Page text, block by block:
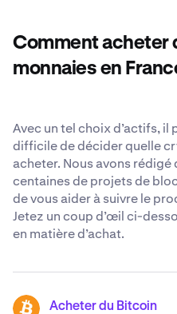
vous nous confiez vos
sécurité reconnues dans le
Comment acheter
monnaies en
Avec un tel choix d’actifs, il
difficile de décider quelle
acheter. Nous avons rédigé
centaines de projets de
de vous aider à suivre le
Jetez un coup d’œil ci-
en matière d’achat.
BTC Acheter du Bitcoin